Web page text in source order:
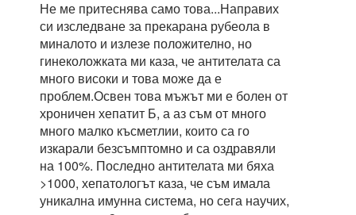
Не ме притеснява само това...Направих
си изследване за прекарана рубеола в
миналото и излезе положително, но
гинеколожката ми каза, че антителата са
много високи и това може да е
проблем.Освен това мъжът ми е болен от
хроничен хепатит Б, а аз съм от много
много малко късметлии, които са го
изкарали безсъмптомно и са оздравяли
на 100%. Последно антителата ми бяха
>1000, хепатологът каза, че съм имала
уникална имунна система, но сега научих,